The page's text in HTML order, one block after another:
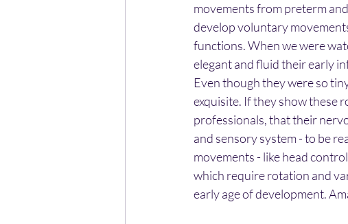
movements from preterm
develop voluntary
functions. When we were
elegant and fluid their early
Even though they were so
exquisite. If they show these
professionals, that their
and sensory system - to be
movements - like head
which require rotation and
early age of development.